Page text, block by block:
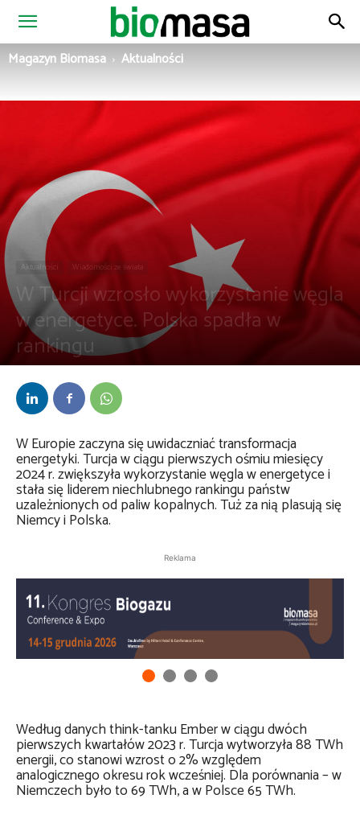
Magazyn
Magazyn Biomasa Aktualności
Aktualności Wiadomości ze świata
W Turcji wzrosło wykorzystanie węgla
w energetyce. Polska spadła w
rankingu
W Europie zaczyna się uwidaczniać transformacja
energetyki. Turcja w ciągu pierwszych ośmiu miesięcy
2024 r. zwiększyła wykorzystanie węgla w energetyce i
stała się liderem niechlubnego rankingu państw
uzależnionych od paliw kopalnych. Tuż za nią plasują się
Niemcy i Polska.
Reklama
Według danych think-tanku Ember w ciągu dwóch
pierwszych kwartałów 2023 r. Turcja wytworzyła 88 TWh
energii, co stanowi wzrost o 2% względem
analogicznego okresu rok wcześniej. Dla porównania – w
Niemczech było to 69 TWh, a w Polsce 65 TWh.